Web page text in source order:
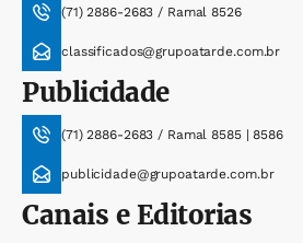
(71) 2886-2683 / Ramal 8526
classificados@grupoatarde.com.br
Publicidade
(71) 2886-2683 / Ramal 8585 | 8586
publicidade@grupoatarde.com.br
Canais e Editorias